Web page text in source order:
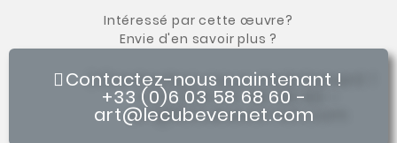
Intéressé par cette œuvre?
Envie d'en savoir plus ?
Contactez-nous maintenant !
+33 (0)6 03 58 68 60 -
art@lecubevernet.com